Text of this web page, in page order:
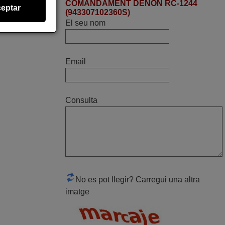
Molt bé
FRANCISCO,
menys de 24h. impecable, bona feina,
perfecte¡
COMANDAMENT DENON RC-1244
(943307102360S)
El seu nom
Email
Consulta
No es pot llegir? Carregui una altra
imatge